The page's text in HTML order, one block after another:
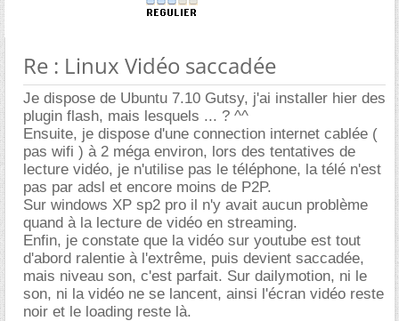
Re : Linux Vidéo saccadée
Je dispose de Ubuntu 7.10 Gutsy, j'ai installer hier des
plugin flash, mais lesquels ... ? ^^
Ensuite, je dispose d'une connection internet cablée (
pas wifi ) à 2 méga environ, lors des tentatives de
lecture vidéo, je n'utilise pas le téléphone, la télé n'est
pas par adsl et encore moins de P2P.
Sur windows XP sp2 pro il n'y avait aucun problème
quand à la lecture de vidéo en streaming.
Enfin, je constate que la vidéo sur youtube est tout
d'abord ralentie à l'extrême, puis devient saccadée,
mais niveau son, c'est parfait. Sur dailymotion, ni le
son, ni la vidéo ne se lancent, ainsi l'écran vidéo reste
noir et le loading reste là.